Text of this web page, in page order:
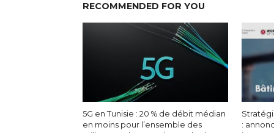
RECOMMENDED FOR YOU
5G en Tunisie : 20 % de débit médian
en moins pour l’ensemble des
: